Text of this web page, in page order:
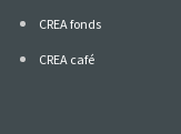
CREA fonds
CREA café